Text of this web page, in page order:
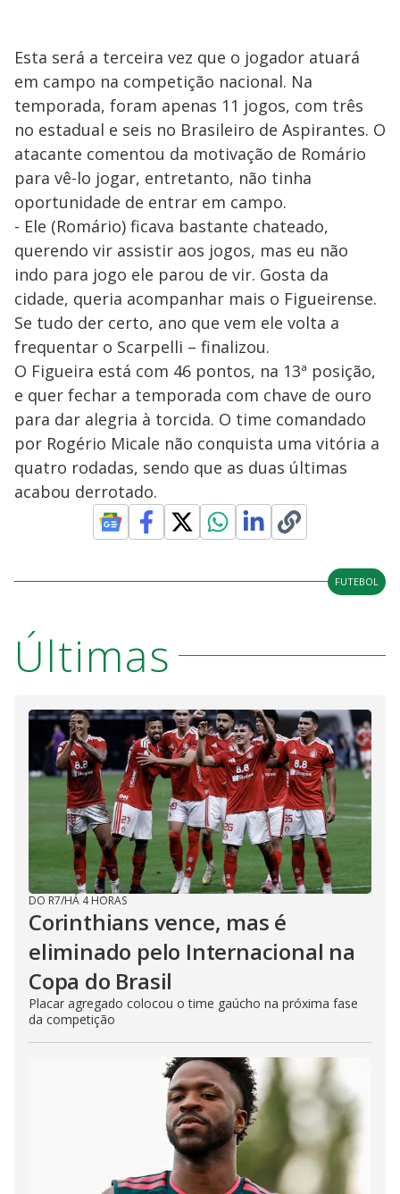
Esta será a terceira vez que o jogador atuará
em campo na competição nacional. Na
temporada, foram apenas 11 jogos, com três
no estadual e seis no Brasileiro de Aspirantes. O
atacante comentou da motivação de Romário
para vê-lo jogar, entretanto, não tinha
oportunidade de entrar em campo.
- Ele (Romário) ficava bastante chateado,
querendo vir assistir aos jogos, mas eu não
indo para jogo ele parou de vir. Gosta da
cidade, queria acompanhar mais o Figueirense.
Se tudo der certo, ano que vem ele volta a
frequentar o Scarpelli – finalizou.
O Figueira está com 46 pontos, na 13ª posição,
e quer fechar a temporada com chave de ouro
para dar alegria à torcida. O time comandado
por Rogério Micale não conquista uma vitória a
quatro rodadas, sendo que as duas últimas
acabou derrotado.
FUTEBOL
Últimas
DO R7/HÁ 4 HORAS
Corinthians vence, mas é
eliminado pelo Internacional na
Copa do Brasil
Placar agregado colocou o time gaúcho na próxima fase
da competição